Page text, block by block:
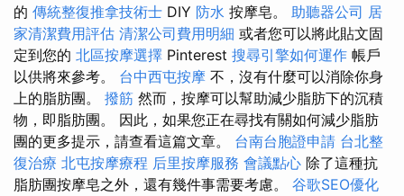
的 傳統整復推拿技術士 DIY 防水 按摩皂。 助聽器公司 居
家清潔費用評估 清潔公司費用明細 或者您可以將此貼文固
定到您的 北區按摩選擇 Pinterest 搜尋引擎如何運作 帳戶
以供將來參考。 台中西屯按摩 不，沒有什麼可以消除你身
上的脂肪團。 撥筋 然而，按摩可以幫助減少脂肪下的沉積
物，即脂肪團。 因此，如果您正在尋找有關如何減少脂肪
團的更多提示，請查看這篇文章。 台南台胞證申請 台北整
復治療 北屯按摩療程 后里按摩服務 會議點心 除了這種抗
脂肪團按摩皂之外，還有幾件事需要考慮。 谷歌SEO優化